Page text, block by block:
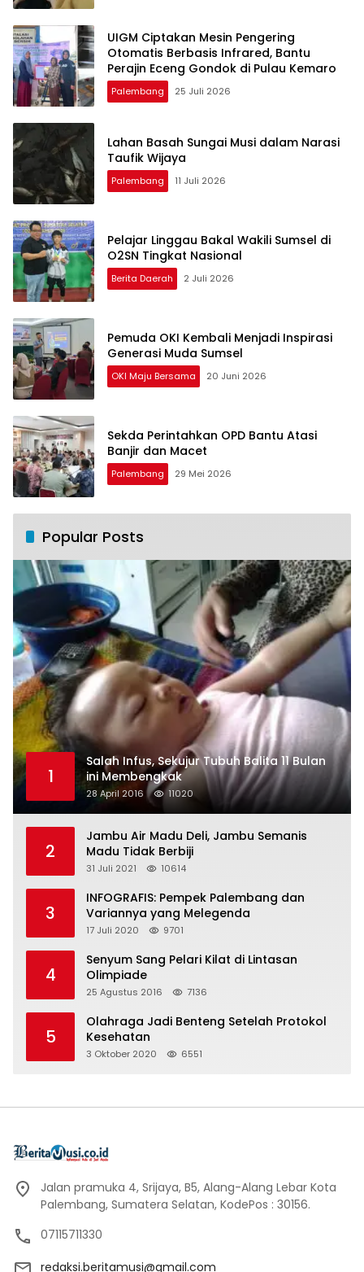
UIGM Ciptakan Mesin Pengering
Otomatis Berbasis Infrared, Bantu
Perajin Eceng Gondok di Pulau Kemaro
Palembang 25 Juli 2026
Lahan Basah Sungai Musi dalam Narasi
Taufik Wijaya
Palembang 11 Juli 2026
Pelajar Linggau Bakal Wakili Sumsel di
O2SN Tingkat Nasional
Berita Daerah 2 Juli 2026
Pemuda OKI Kembali Menjadi Inspirasi
Generasi Muda Sumsel
OKI Maju Bersama 20 Juni 2026
Sekda Perintahkan OPD Bantu Atasi
Banjir dan Macet
Palembang 29 Mei 2026
Popular Posts
1
Salah Infus, Sekujur Tubuh Balita 11 Bulan
ini Membengkak
28 April 2016 11020
2
Jambu Air Madu Deli, Jambu Semanis
Madu Tidak Berbiji
31 Juli 2021 10614
3
INFOGRAFIS: Pempek Palembang dan
Variannya yang Melegenda
17 Juli 2020 9701
4
Senyum Sang Pelari Kilat di Lintasan
Olimpiade
25 Agustus 2016 7136
5
Olahraga Jadi Benteng Setelah Protokol
Kesehatan
3 Oktober 2020 6551
Jalan pramuka 4, Srijaya, B5, Alang-Alang Lebar Kota
Palembang, Sumatera Selatan, KodePos : 30156.
07115711330
redaksi.beritamusi@gmail.com